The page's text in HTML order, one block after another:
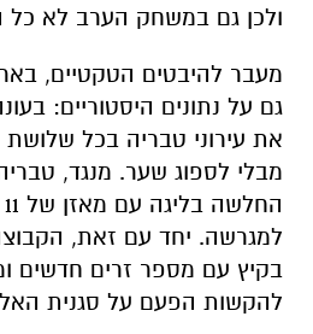
ולכן גם במשחק הערב לא כל
מעבר להיבטים הטקטיים,
גם על נתונים היסטוריים:
את עירוני טבריה בכל
מבלי לספוג שער. מנגד,
למגרשה. יחד עם זאת,
בקיץ עם מספר זרים חדשים
להקשות הפעם על סגנית